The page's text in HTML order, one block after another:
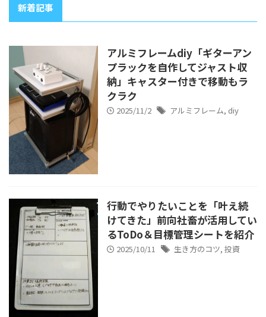
新着記事
アルミフレームdiy「ギターアン
プラックを自作してジャスト収
納」キャスター付きで移動もラ
クラク
2025/11/2 アルミフレーム, diy
行動でやりたいことを「叶え続
けてきた」前向社畜が活用してい
るToDo＆目標管理シートを紹介
2025/10/11 生き方のコツ, 投資